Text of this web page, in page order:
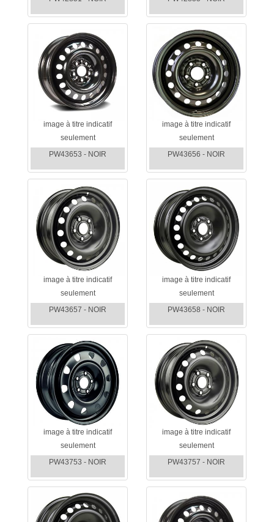
image à titre indicatif
seulement
PW43653 - NOIR
image à titre indicatif
seulement
PW43656 - NOIR
image à titre indicatif
seulement
PW43657 - NOIR
image à titre indicatif
seulement
PW43658 - NOIR
image à titre indicatif
seulement
PW43753 - NOIR
image à titre indicatif
seulement
PW43757 - NOIR